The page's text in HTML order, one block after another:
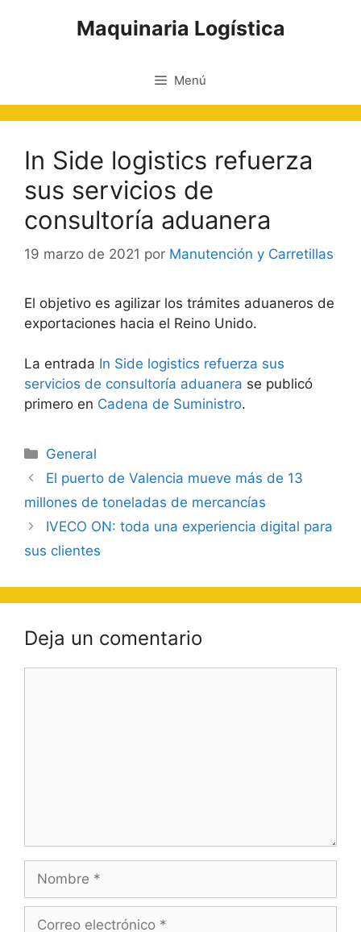
Maquinaria Logística
Menú
In Side logistics refuerza
sus servicios de
consultoría aduanera
19 marzo de 2021 por Manutención y Carretillas
El objetivo es agilizar los trámites aduaneros de
exportaciones hacia el Reino Unido.
La entrada In Side logistics refuerza sus
servicios de consultoría aduanera se publicó
primero en Cadena de Suministro.
Categorías
General
Navegación
de
El puerto de Valencia mueve más de 13
millones de toneladas de mercancías
IVECO ON: toda una experiencia digital para
sus clientes
Deja un comentario
Nombre
Correo